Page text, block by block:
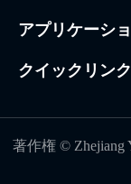
アプリケーシ
クイックリンク
著作権 © Zhejiang